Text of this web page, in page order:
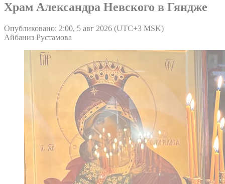
Храм Александра Невского в Гяндже
Опубликовано: 2:00, 5 авг 2026 (UTC+3 MSK)
Айбаниз Рустамова